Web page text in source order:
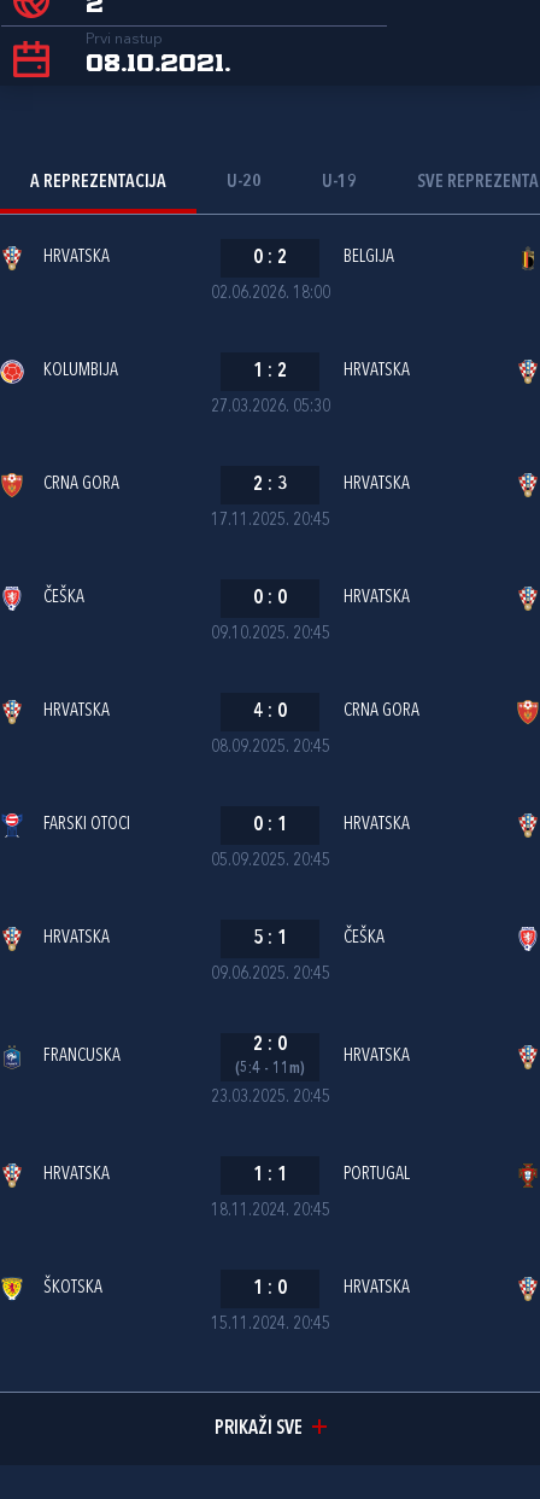
2
Prvi nastup
08.10.2021.
A REPREZENTACIJA U-20 U-19 SVE
02.06.2026. 18:00
HRVATSKA 0 : 2 BELGIJA
27.03.2026. 05:30
KOLUMBIJA 1 : 2 HRVATSKA
17.11.2025. 20:45
CRNA GORA 2 : 3 HRVATSKA
09.10.2025. 20:45
ČEŠKA 0 : 0 HRVATSKA
08.09.2025. 20:45
HRVATSKA 4 : 0 CRNA GORA
05.09.2025. 20:45
FARSKI OTOCI 0 : 1 HRVATSKA
09.06.2025. 20:45
HRVATSKA 5 : 1 ČEŠKA
23.03.2025. 20:45
FRANCUSKA
2 : 0
(5:4 - 11m)
HRVATSKA
18.11.2024. 20:45
HRVATSKA 1 : 1 PORTUGAL
15.11.2024. 20:45
ŠKOTSKA 1 : 0 HRVATSKA
PRIKAŽI SVE